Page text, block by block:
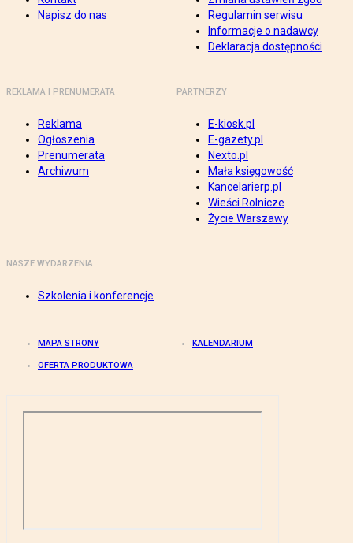
Napisz do nas
Regulamin serwisu
Informacje o nadawcy
Deklaracja dostępności
REKLAMA I PRENUMERATA
Reklama
Ogłoszenia
Prenumerata
Archiwum
PARTNERZY
E-kiosk.pl
E-gazety.pl
Nexto.pl
Mała księgowość
Kancelarierp.pl
Wieści Rolnicze
Życie Warszawy
NASZE WYDARZENIA
Szkolenia i konferencje
MAPA STRONY KALENDARIUM
OFERTA PRODUKTOWA